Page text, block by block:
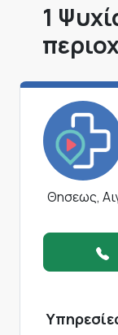
1
Θησεως,